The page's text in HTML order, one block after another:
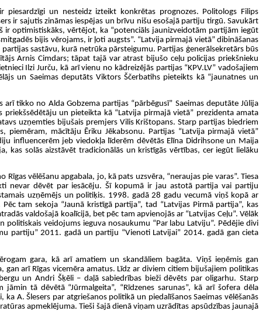
piesardzīgi un nesteidz izteikt konkrētas prognozes. Politologs Filips
ir sajutis zināmas iespējas un brīvu nišu esošajā partiju tirgū. Savukārt
ir optimistiskāks, vērtējot, ka “potenciāls jaunizveidotām partijām iegūt
bijis vērojams, ir ļoti augsts”. “Latvija pirmajā vietā” dibināšanas
sastāvu, kurā netrūka pārsteigumu. Partijas ģenerālsekretārs būs
Arnis Cimdars; tāpat tajā var atrast bijušo ceļu policijas priekšnieku
Ilzi Jurču, kā arī vienu no kādreizējās partijas “KPV.LV” vadošajiem
un Saeimas deputāts Viktors Ščerbatihs pieteikts kā “jaunatnes un
tikko no Alda Gobzema partijas “pārbēgusī” Saeimas deputāte Jūlija
un pieteikta kā “Latvija pirmajā vietā” prezidenta amata
uzņemties bijušais premjers Vilis Krištopans. Starp partijas biedriem
piemēram, mācītāju Ēriku Jēkabsonu. Partijas “Latvija pirmajā vietā”
influencerēm jeb viedokļa līderēm dēvētās Elīna Didrihsone un Maija
kas solās aizstāvēt tradicionālās un kristīgās vērtības, cer iegūt lielāku
Rīgas vēlēšanu apgabala, jo, kā pats uzsvēra, “neraujas pie varas”. Tiesa
nevar dēvēt par iesācēju. Šī kopumā ir jau astotā partija vai partiju
uzņēmējs un politiķis. 1998. gadā 28 gadu vecumā viņš kopā ar
tam sekoja “Jaunā kristīgā partija”, tad “Latvijas Pirmā partija”, kas
valdošajā koalīcijā, bet pēc tam apvienojās ar “Latvijas Ceļu”. Vēlāk
politiskais veidojums ieguva nosaukumu “Par labu Latviju”. Pēdējie divi
partiju” 2011. gadā un partiju “Vienoti Latvijai” 2014. gadā gan cieta
gara, kā arī amatiem un skandāliem bagāta. Viņš ieņēmis gan
arī Rīgas vicemēra amatus. Līdz ar diviem citiem bijušajiem politikas
un Andri Šķēli – daļā sabiedrības bieži dēvēts par oligarhu. Starp
jāmin tā dēvētā “Jūrmalgeita”, “Rīdzenes sarunas”, kā arī šofera dēla
ka A. Šlesers par atgriešanos politikā un piedalīšanos Saeimas vēlēšanās
apmeklējuma. Tieši šajā dienā viņam uzrādītas apsūdzības jaunajā